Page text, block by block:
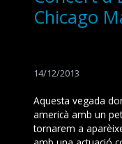
Chicago
14/12/2013
Aquesta vegada
americà amb un
tornarem a